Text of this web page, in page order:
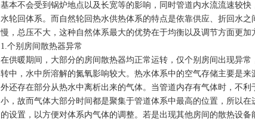
基本不会受到锅炉地点以及长宽等的影响，同时管道内水流流速较
水轮回体系。而自然轮回热水供热体系的特点是依靠供应、折回水
慢，总压不大，这种自然体系最大的优势在于均衡以及调节方面更加
1.个别房间散热器异常
在供暖期间，大部分的房间散热器均正常运转，仅个别房间出现异
转中，水中所溶解的氮氧影响较大。热水体系中的空气存储主要是
外还存在部分从热水中离析出来的气体。当管道内存有气体时，不
小，故而气体大部分时间都是聚集于管道体系中最高的位置，所以
的设置，以方便对体系内气体的调整。若是出现其他房间的散热设